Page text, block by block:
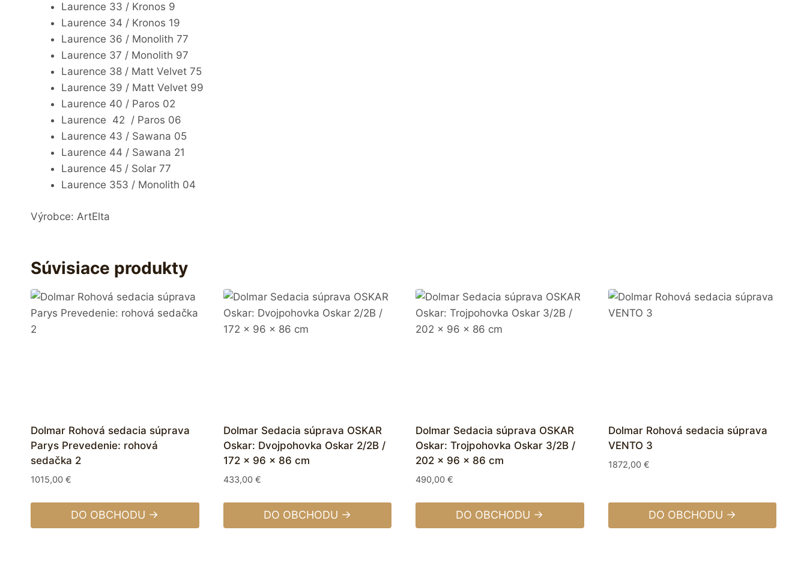
Laurence 33 / Kronos 9
Laurence 34 / Kronos 19
Laurence 36 / Monolith 77
Laurence 37 / Monolith 97
Laurence 38 / Matt Velvet 75
Laurence 39 / Matt Velvet 99
Laurence 40 / Paros 02
Laurence 42 / Paros 06
Laurence 43 / Sawana 05
Laurence 44 / Sawana 21
Laurence 45 / Solar 77
Laurence 353 / Monolith 04
Výrobce: ArtElta
Súvisiace produkty
Dolmar Rohová sedacia súprava
Parys Prevedenie: rohová
sedačka 2
1015,00 €
DO OBCHODU →
Dolmar Sedacia súprava OSKAR
Oskar: Dvojpohovka Oskar 2/2B /
172 x 96 x 86 cm
433,00 €
DO OBCHODU →
Dolmar Sedacia súprava OSKAR
Oskar: Trojpohovka Oskar 3/2B /
202 x 96 x 86 cm
490,00 €
DO OBCHODU →
Dolmar Rohová sedacia súprava
VENTO 3
1872,00 €
DO OBCHODU →